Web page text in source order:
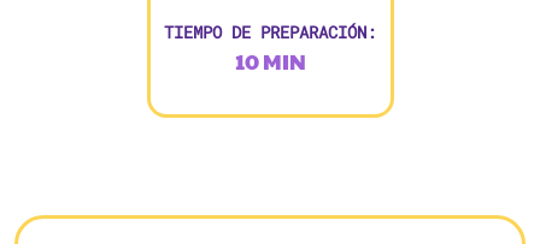
TIEMPO DE PREPARACIÓN:
10 MIN